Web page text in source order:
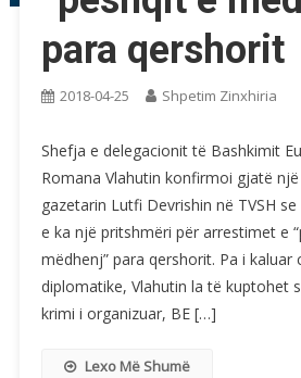
para qershorit
2018-04-25 Shpetim Zinxhiria
Shefja e delegacionit të Bashkimit
Romana Vlahutin konfirmoi gjatë
gazetarin Lutfi Devrishin në TVSH
e ka një pritshmëri për arrestimet e
mëdhenj” para qershorit. Pa i kaluar
diplomatike, Vlahutin la të kuptohet
krimi i organizuar, BE […]
Lexo Më Shumë